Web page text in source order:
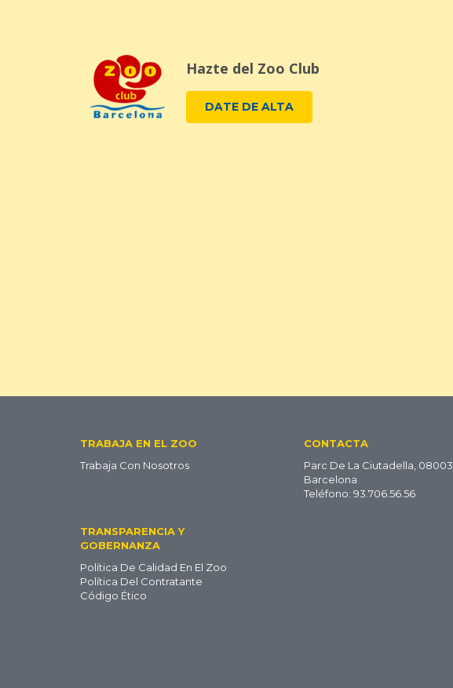
Hazte del Zoo Club
DATE DE ALTA
Footer
ES
TRABAJA EN EL ZOO
Trabaja Con Nosotros
TRANSPARENCIA Y
GOBERNANZA
Política De Calidad En El Zoo
Política Del Contratante
Código Ético
CONTACTA
Parc De La Ciutadella, 08003
Barcelona
Teléfono: 93.706.56.56